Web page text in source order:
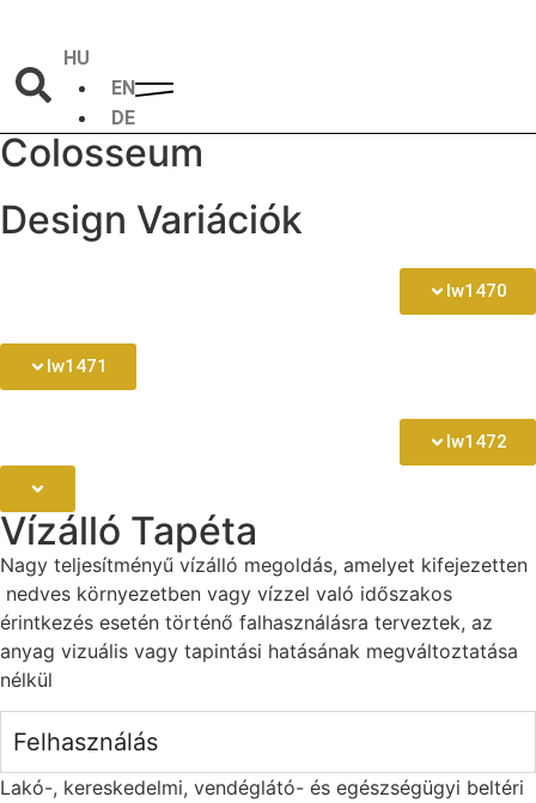
HU
EN
DE
Colosseum
Design Variációk
lw1470
lw1471
lw1472
Vízálló Tapéta
Nagy teljesítményű vízálló megoldás, amelyet kifejezetten
nedves környezetben vagy vízzel való időszakos
érintkezés esetén történő falhasználásra terveztek, az
anyag vizuális vagy tapintási hatásának megváltoztatása
nélkül
Felhasználás
Lakó-, kereskedelmi, vendéglátó- és egészségügyi beltéri